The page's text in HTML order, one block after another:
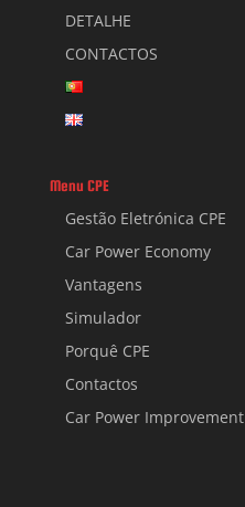
DETALHE
CONTACTOS
Menu CPE
Gestão Eletrónica CPE
Car Power Economy
Vantagens
Simulador
Porquê CPE
Contactos
Car Power Improvement